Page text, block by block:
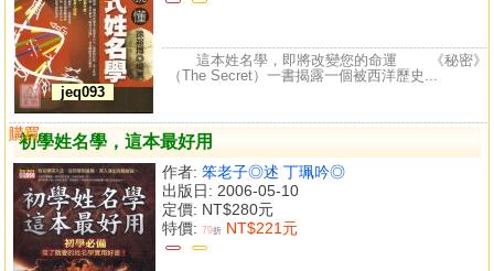
jeq093
這本姓名學，即將改變您的命運 《秘密》
（The Secret）一書揭露一個被西洋歷史...
初學姓名學，這本最好用
作者: 笨老子◎述 丁珮吟◎
出版日: 2006-05-10
定價: NT$280元
特價: 79折 NT$221元
購買
比較